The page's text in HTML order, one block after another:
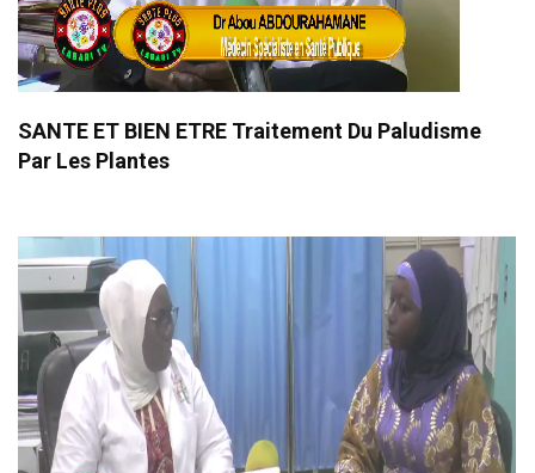
SANTE ET BIEN ETRE Traitement Du Paludisme
Par Les Plantes